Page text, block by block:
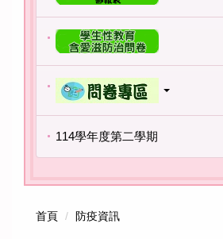
114學年度第二學期
首頁 防疫資訊